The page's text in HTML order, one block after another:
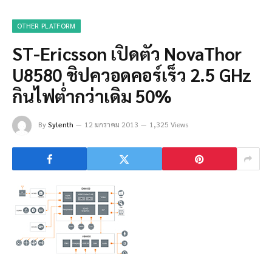
OTHER PLATFORM
ST-Ericsson เปิดตัว NovaThor
U8580 ชิปควอดคอร์เร็ว 2.5 GHz
กินไฟต่ำกว่าเดิม 50%
BySylenth 12 มกราคม 2013 1,325 Views